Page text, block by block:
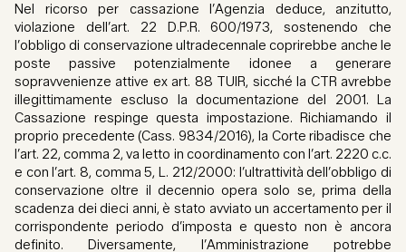
Nel ricorso per cassazione l’Agenzia deduce, anzitutto,
violazione dell’art. 22 D.P.R. 600/1973, sostenendo che
l’obbligo di conservazione ultradecennale coprirebbe anche le
poste passive potenzialmente idonee a generare
sopravvenienze attive ex art. 88 TUIR, sicché la CTR avrebbe
illegittimamente escluso la documentazione del 2001. La
Cassazione respinge questa impostazione. Richiamando il
proprio precedente (Cass. 9834/2016), la Corte ribadisce che
l’art. 22, comma 2, va letto in coordinamento con l’art. 2220 c.c.
e con l’art. 8, comma 5, L. 212/2000: l’ultrattività dell’obbligo di
conservazione oltre il decennio opera solo se, prima della
scadenza dei dieci anni, è stato avviato un accertamento per il
corrispondente periodo d’imposta e questo non è ancora
definito. Diversamente, l’Amministrazione potrebbe